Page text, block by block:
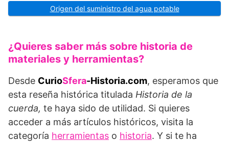
Origen del suministro del agua potable
¿Quieres saber más sobre historia de
materiales y herramientas?
Desde CurioSfera-Historia.com, esperamos que
esta reseña histórica titulada Historia de la
cuerda, te haya sido de utilidad. Si quieres
acceder a más artículos históricos, visita la
categoría herramientas o historia. Y si te ha